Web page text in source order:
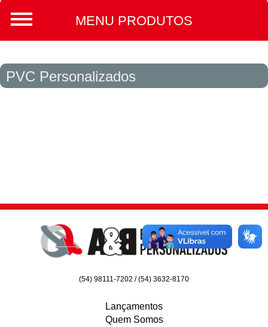
PVC Personalizados
(54) 98111-7202 / (54) 3632-8170
Lançamentos
Quem Somos